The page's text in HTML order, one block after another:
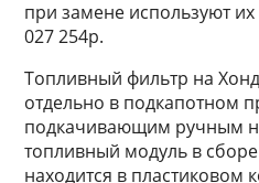
при замене используют
027 254р.
Топливный фильтр на
отдельно в подкапотном
подкачивающим ручным
топливный модуль в
находится в пластиковом